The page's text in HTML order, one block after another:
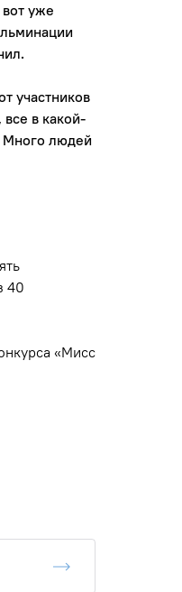
уже
участников
в какой-
Много людей
40
«Мисс